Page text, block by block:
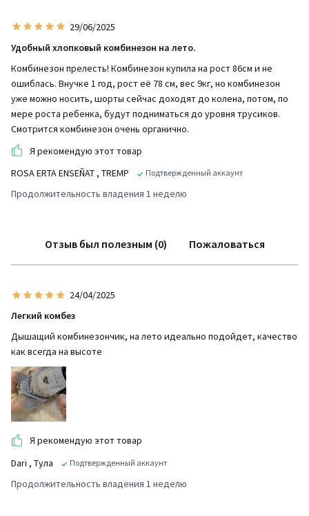
29/06/2025
Удобный хлопковый комбинезон на лето.
Комбинезон прелесть! Комбинезон купила на рост 86см и не
ошиблась. Внучке 1 год, рост её 78 см, вес 9кг, но комбинезон
уже можно носить, шорты сейчас доходят до колена, потом, по
мере роста ребенка, будут подниматься до уровня трусиков.
Смотрится комбинезон очень органично.
Я рекомендую этот товар
ROSA ERTA ENSEÑAT , TREMP Подтвержденный аккаунт
Продолжительность владения 1 неделю
Отзыв был полезным (0) Пожаловаться
24/04/2025
Легкий комбез
Дышащий комбинезончик, на лето идеально подойдет, качество
как всегда на высоте
Я рекомендую этот товар
Dari , Тула Подтвержденный аккаунт
Продолжительность владения 1 неделю